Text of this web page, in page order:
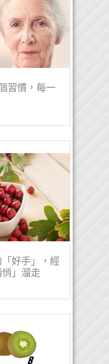
習慣，每一
好手」，經
」溜走